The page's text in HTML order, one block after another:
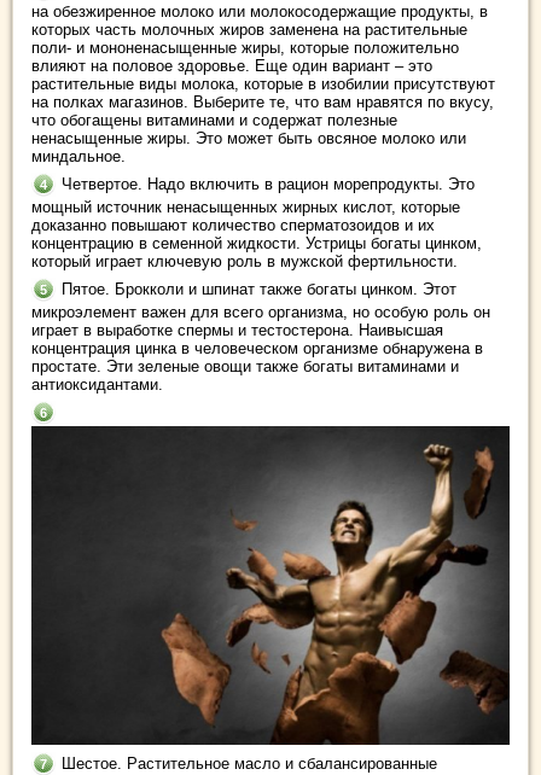
на обезжиренное молоко или молокосодержащие продукты, в
которых часть молочных жиров заменена на растительные
поли- и мононенасыщенные жиры, которые положительно
влияют на половое здоровье. Еще один вариант – это
растительные виды молока, которые в изобилии присутствуют
на полках магазинов. Выберите те, что вам нравятся по вкусу,
что обогащены витаминами и содержат полезные
ненасыщенные жиры. Это может быть овсяное молоко или
миндальное.
Четвертое. Надо включить в рацион морепродукты. Это
мощный источник ненасыщенных жирных кислот, которые
доказанно повышают количество сперматозоидов и их
концентрацию в семенной жидкости. Устрицы богаты цинком,
который играет ключевую роль в мужской фертильности.
Пятое. Брокколи и шпинат также богаты цинком. Этот
микроэлемент важен для всего организма, но особую роль он
играет в выработке спермы и тестостерона. Наивысшая
концентрация цинка в человеческом организме обнаружена в
простате. Эти зеленые овощи также богаты витаминами и
антиоксидантами.
Шестое. Растительное масло и сбалансированные